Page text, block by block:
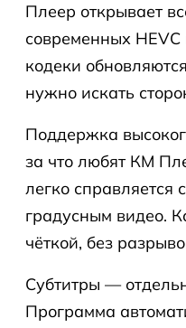
Плеер открывает
современных
кодеки
нужно искать
Поддержка
за что любят КМ
легко справляется
градусным видео.
чёткой, без
Субтитры —
Программа